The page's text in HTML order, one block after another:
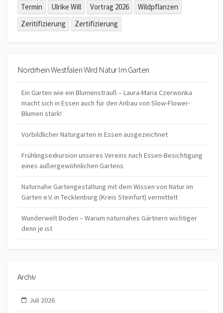
Termin Ulrike Will Vortrag 2026
Wildpflanzen
Zeritifizierung
Zertifizierung
Nordrhein Westfalen Wird Natur Im Garten
Ein Garten wie ein Blumenstrauß – Laura-Maria Czerwonka
macht sich in Essen auch für den Anbau von Slow-Flower-
Blumen stark!
Vorbildlicher Naturgarten in Essen ausgezeichnet
Frühlingsexkursion unseres Vereins nach Essen-Besichtigung
eines außergewöhnlichen Gartens
Naturnahe Gartengestaltung mit dem Wissen von Natur im
Garten e.V. in Tecklenburg (Kreis Steinfurt) vermittelt
Wunderwelt Boden – Warum naturnahes Gärtnern wichtiger
denn je ist
Archiv
Juli 2026